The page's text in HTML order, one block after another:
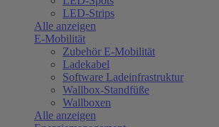
LED-Strips
Alle anzeigen
E-Mobilität
Zubehör E-Mobilität
Ladekabel
Software Ladeinfrastruktur
Wallbox-Standfüße
Wallboxen
Alle anzeigen